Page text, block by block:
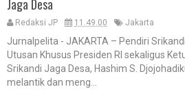
Jaga Desa
Redaksi JP 11.49.00 Jakarta
Jurnalpelita - JAKARTA – Pendiri
Utusan Khusus Presiden RI sekaligus
Srikandi Jaga Desa, Hashim S.
melantik dan meng...